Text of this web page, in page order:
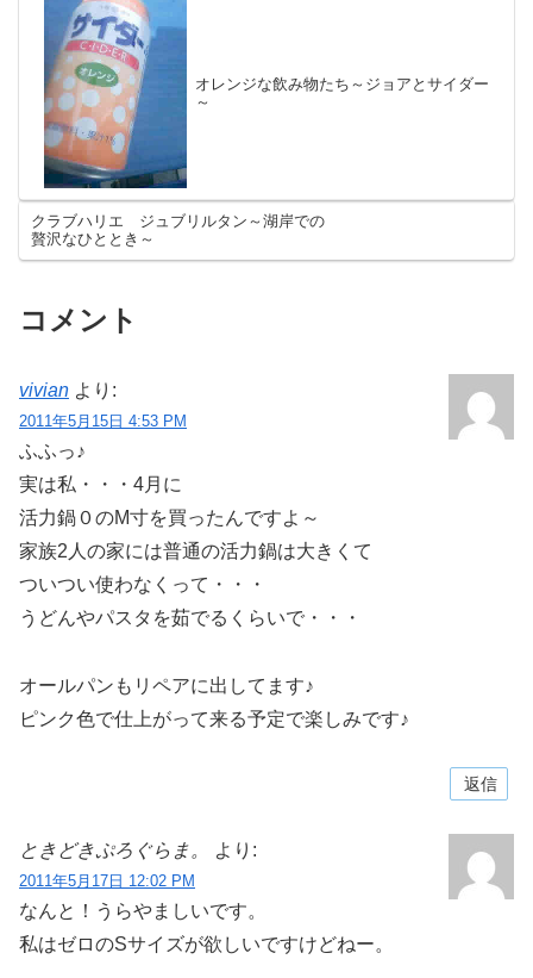
オレンジな飲み物たち～ジョアとサイダー
～
クラブハリエ ジュブリルタン～湖岸での
贅沢なひととき～
コメント
vivian より:
2011年5月15日 4:53 PM
ふふっ♪
実は私・・・4月に
活力鍋０のM寸を買ったんですよ～
家族2人の家には普通の活力鍋は大きくて
ついつい使わなくって・・・
うどんやパスタを茹でるくらいで・・・
オールパンもリペアに出してます♪
ピンク色で仕上がって来る予定で楽しみです♪
返信
ときどきぷろぐらま。 より:
2011年5月17日 12:02 PM
なんと！うらやましいです。
私はゼロのSサイズが欲しいですけどねー。